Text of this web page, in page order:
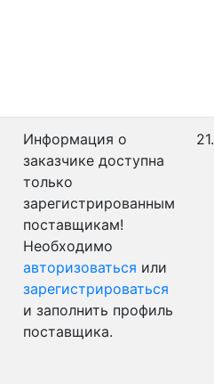
Информация о
заказчике доступна
только
зарегистрированным
поставщикам!
Необходимо
авторизоваться или
зарегистрироваться
и заполнить профиль
поставщика.